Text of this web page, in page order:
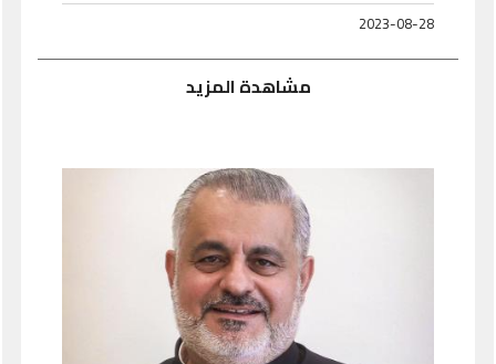
2023-08-28
مشاهدة المزيد